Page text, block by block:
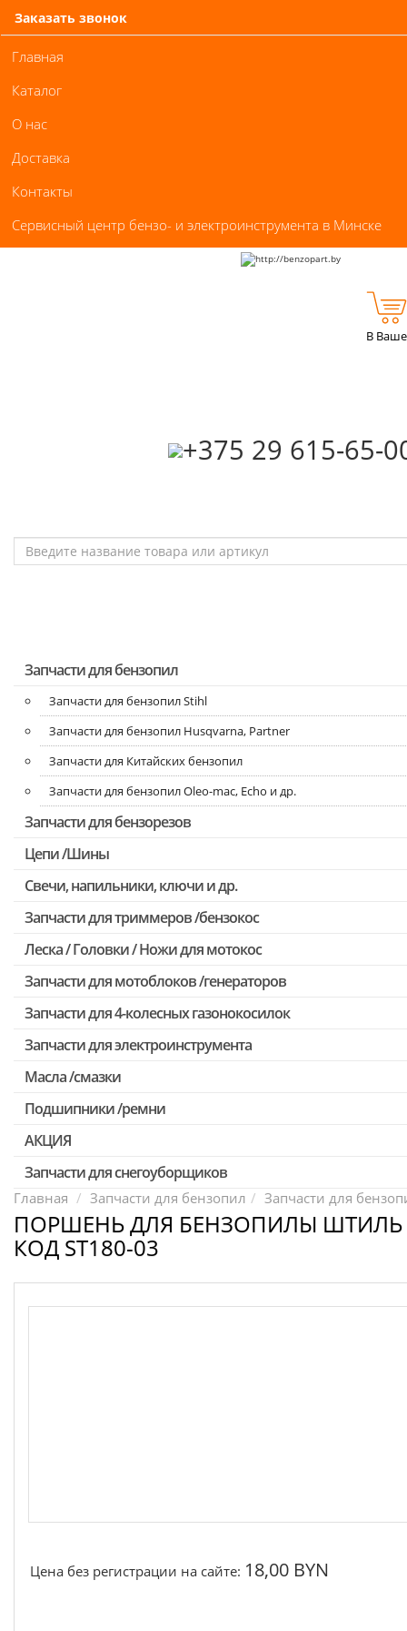
Заказать звонок
Главная
Каталог
О нас
Доставка
Контакты
Сервисный центр бензо- и электроинструмента в Минске
‎+375 29 615-65-
В
Запчасти для бензопил
Запчасти для бензопил Stihl
Запчасти для бензопил Husqvarna, Partner
Запчасти для Китайских бензопил
Запчасти для бензопил Oleo-mac, Echo и др.
Запчасти для бензорезов
Цепи /Шины
Свечи, напильники, ключи и др.
Запчасти для триммеров /бензокос
Запчасти для Китайских триммеров
Запчасти для мотокос Stihl /Husqvarna /Oleo-mac /Echo и др.
Леска / Головки / Ножи для мотокос
Запчасти для мотоблоков /генераторов
Запчасти для 4-колесных газонокосилок
Запчасти для электроинструмента
Двигатели, редукторы для шуруповертов
Патроны для шуруповертов / перфораторов
Выключатели, переключатели
Запчасти для перфораторов и отбойных молотков
Запчасти для УШМ (болгарок)
Запчасти для электроинструмента другие
Конденсаторы
Якоря, статоры
Масла /смазки
Подшипники /ремни
АКЦИЯ
Скидка 50%
Запчасти для снегоуборщиков
Главная Запчасти для бензопил Запчасти для
ПОРШЕНЬ ДЛЯ БЕНЗОПИЛЫ ШТИЛЬ
КОД ST180-03
Цена без регистрации на сайте: 18,00 BYN